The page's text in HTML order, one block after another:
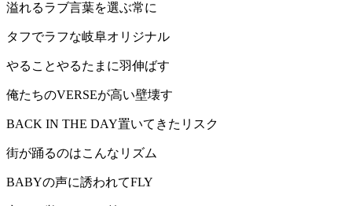
溢れるラブ言葉を選ぶ常に
タフでラフな岐阜オリジナル
やることやるたまに羽伸ばす
俺たちのVERSEが高い壁壊す
BACK IN THE DAY置いてきたリスク
街が踊るのはこんなリズム
BABYの声に誘われてFLY